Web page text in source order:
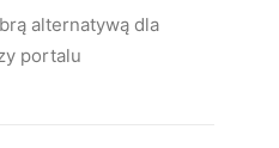
alternatywą dla
portalu